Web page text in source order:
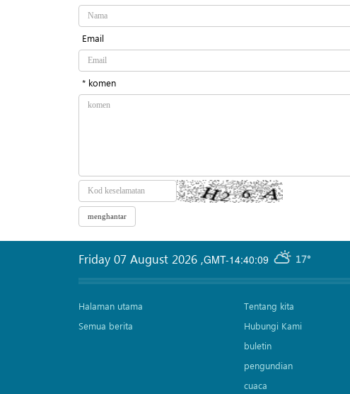
Email
* komen
GMT-14:40:09 17°
Friday 07 August 2026 ,
Halaman utama
Semua berita
Tentang kita
Hubungi Kami
buletin
pengundian
cuaca